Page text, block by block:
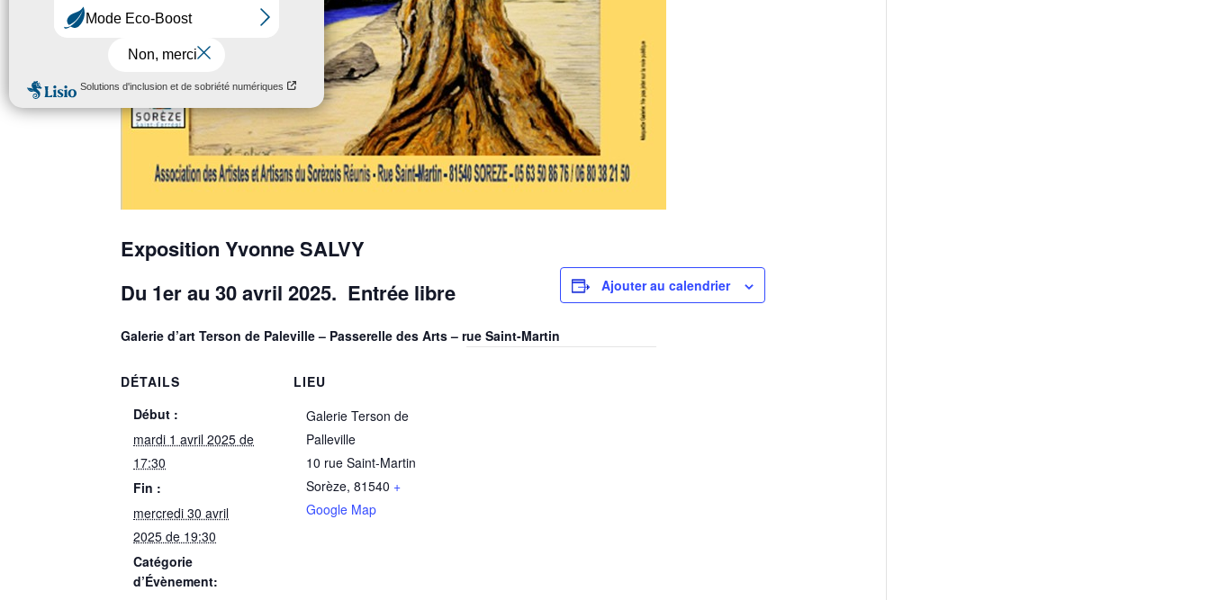
Exposition Yvonne SALVY
Du 1er au 30 avril 2025. Entrée libre
Galerie d’art Terson de Paleville – Passerelle des Arts – rue Saint-Martin
Ajouter au calendrier
DÉTAILS
Début :
mardi 1 avril 2025 de
17:30
Fin :
mercredi 30 avril
2025 de 19:30
Catégorie
d’Évènement:
LIEU
Galerie Terson de
Palleville
10 rue Saint-Martin
Sorèze, 81540 +
Google Map